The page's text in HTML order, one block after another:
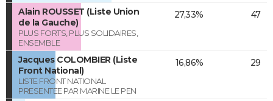
Alain ROUSSET (Liste Union
de la Gauche)
PLUS FORTS, PLUS SOLIDAIRES,
ENSEMBLE
27,33% 47
Jacques COLOMBIER (Liste
Front National)
LISTE FRONT NATIONAL
PRESENTEE PAR MARINE LE PEN
16,86% 29